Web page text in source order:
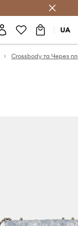
UA
Crossbody та Через